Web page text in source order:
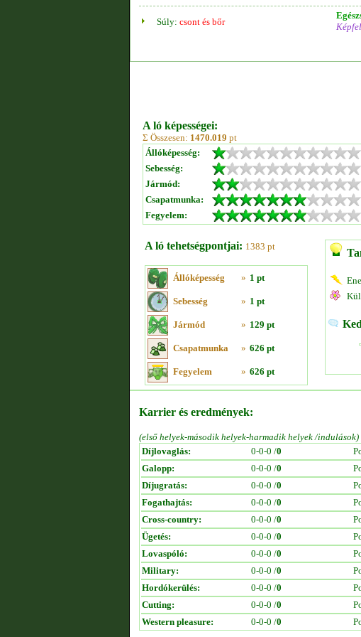
Súly: csont és bőr
A ló képességei:
Σ Összesen: 1470.019 pt
Állóképesség:
Sebesség:
Jármód:
Csapatmunka:
Fegyelem:
A ló tehetségpontjai: 1383 pt
Állóképesség » 1 pt
Sebesség » 1 pt
Jármód » 129 pt
Csapatmunka » 626 pt
Fegyelem » 626 pt
Karrier és eredmények:
(első helyek-második helyek-harmadik helyek /indulások)
Díjlovaglás:
0-0-0 /0
Galopp:
0-0-0 /0
Díjugratás:
0-0-0 /0
Fogathajtás:
0-0-0 /0
Cross-country:
0-0-0 /0
Ügetés:
0-0-0 /0
Lovaspóló:
0-0-0 /0
Military:
0-0-0 /0
Hordókerülés:
0-0-0 /0
Cutting:
0-0-0 /0
Western pleasure:
0-0-0 /0